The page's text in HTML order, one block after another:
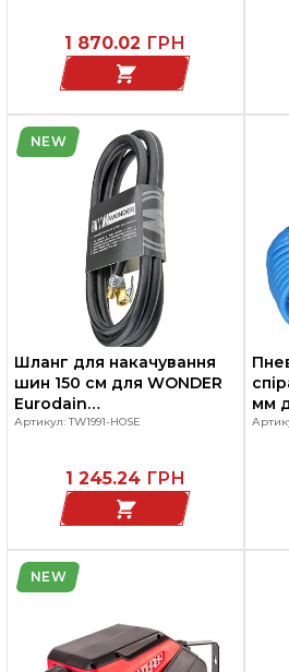
1 870.02 ГРН
NEW
Шланг для накачування
шин 150 см для WONDER
Eurodain
1975/1991/2014/2015
Артикул: TW1991-HOSE
1 245.24 ГРН
мм
NEW